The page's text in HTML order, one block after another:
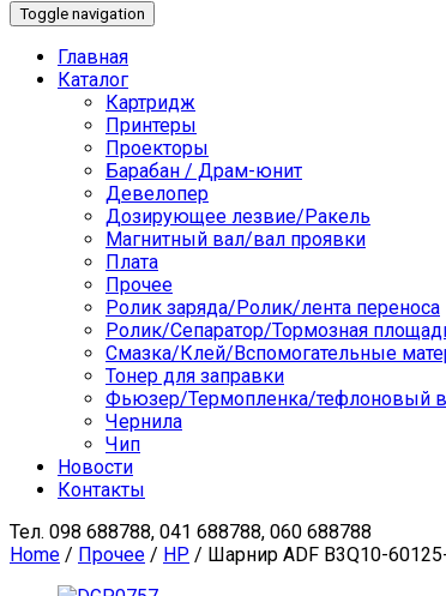
Toggle navigation
Главная
Каталог
Картридж
Принтеры
Проекторы
Барабан / Драм-юнит
Девелопер
Дозирующее лезвие/Ракель
Магнитный вал/вал проявки
Плата
Прочее
Ролик заряда/Ролик/лента переноса
Ролик/Сепаратор/Тормозная
Смазка/Клей/Вспомогательные
Тонер для заправки
Фьюзер/Термопленка/тефлоновый
Чернила
Чип
Новости
Контакты
Тел. 098 688788, 041 688788, 060 688788
Home / Прочее / HP / Шарнир ADF B3Q10-